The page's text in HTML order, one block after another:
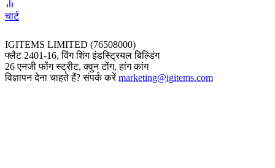
चार्ट
IGITEMS LIMITED (76508000)
फ्लैट 2401-16, विंग शिंग इंडस्ट्रियल बिल्डिंग
26 एनजी फोंग स्ट्रीट, क्वुन टोंग, हांग कांग
विज्ञापन देना चाहते हैं? संपर्क करेंmarketing@igitems.com